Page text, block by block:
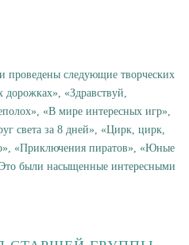
следующие творческих
«Здравствуй,
«В мире интересных игр»,
света за 8 дней», «Цирк, цирк,
«Приключения пиратов», «Юные
были насыщенные интересными